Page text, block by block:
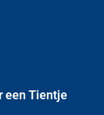
een Tientje